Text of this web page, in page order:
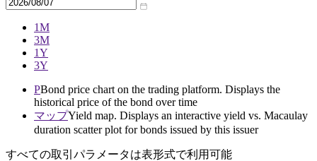
1M
3M
1Y
3Y
PBond price chart on the trading platform. Displays the
historical price of the bond over time
マップYield map. Displays an interactive yield vs. Macaulay
duration scatter plot for bonds issued by this issuer
すべての取引パラメータは表形式で利用可能